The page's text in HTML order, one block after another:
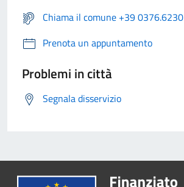
Chiama il comune +39 0376.6230
Prenota un appuntamento
Problemi in città
Segnala disservizio